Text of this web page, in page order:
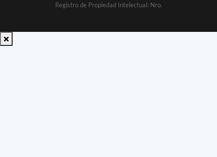
Registro de Propiedad Intelectual: Nro.